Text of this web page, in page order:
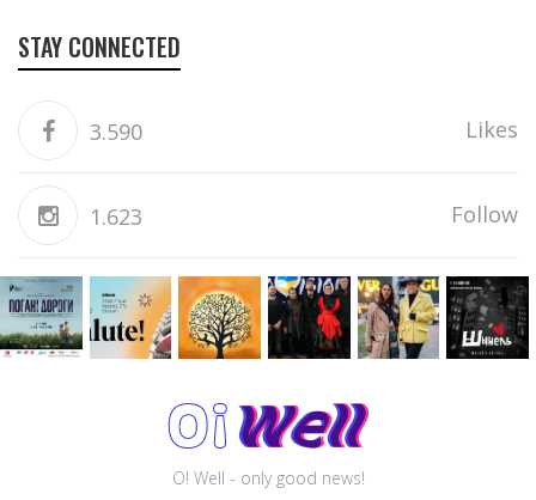
STAY CONNECTED
3.590 Likes
1.623 Follow
O! Well - only good news!